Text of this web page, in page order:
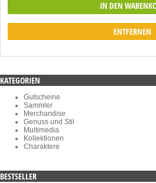
ENTFERNEN
KATEGORIEN
Gutscheine
Sammler
Merchandise
Genuss und Stil
Multimedia
Kollektionen
Charaktere
BESTSELLER